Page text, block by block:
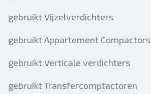
gebruikt Vijzelverdichters
gebruikt Appartement Compactors
gebruikt Verticale verdichters
gebruikt Transfercomptactoren